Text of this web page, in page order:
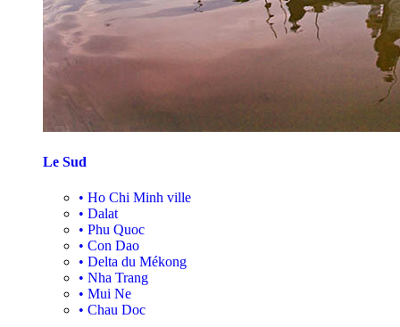
Le Sud
• Ho Chi Minh ville
• Dalat
• Phu Quoc
• Con Dao
• Delta du Mékong
• Nha Trang
• Mui Ne
• Chau Doc